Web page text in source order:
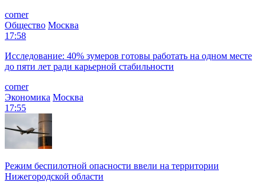
corner
Общество Москва
17:58
Исследование: 40% зумеров готовы работать на одном месте
до пяти лет ради карьерной стабильности
corner
Экономика Москва
17:55
Режим беспилотной опасности ввели на территории
Нижегородской области